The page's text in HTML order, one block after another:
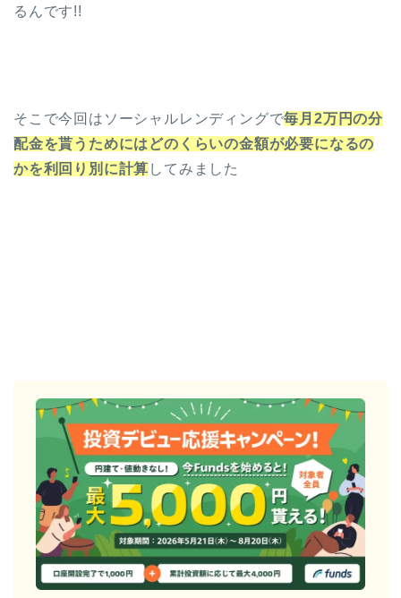
るんです!!
そこで今回はソーシャルレンディングで毎月2万円の分
配金を貰うためにはどのくらいの金額が必要になるの
かを利回り別に計算 してみました